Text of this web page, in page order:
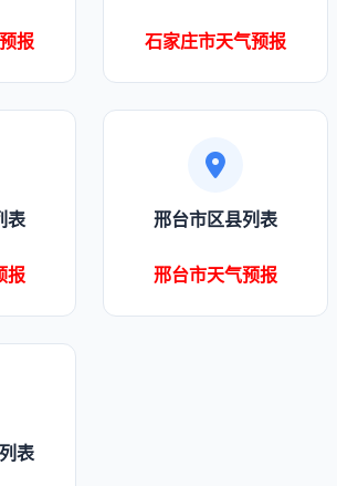
报 石家庄市天气预报
表
报
邢台市区县列表
邢台市天气预报
表